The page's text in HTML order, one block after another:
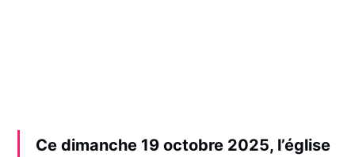
Ce dimanche 19 octobre 2025, l’église